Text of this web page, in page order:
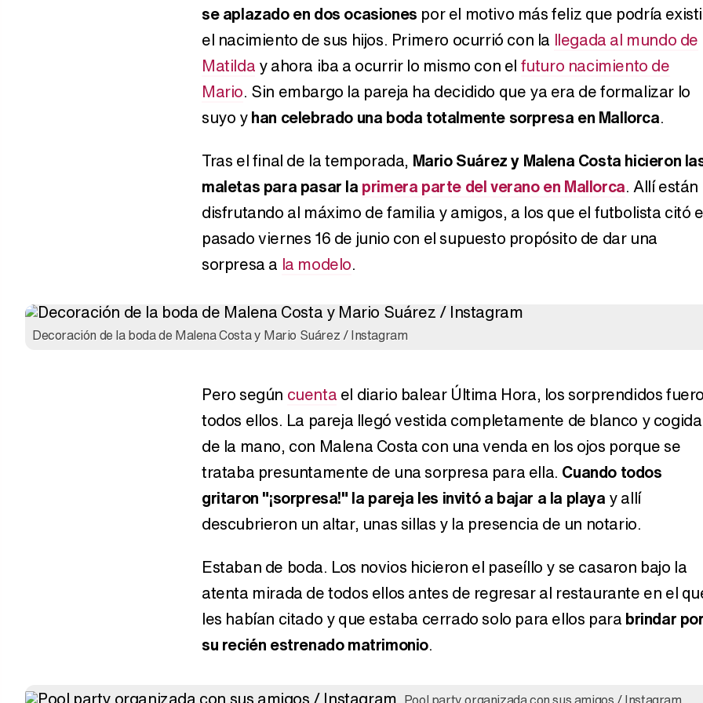
Carlota Corredera y Javier de Hoyos: "La tele tiene que representar al público también y aquí están todos los perfiles posibles&quo;
Belén Esteban: "Estoy emocionada, muy contenta y muy feliz por llegar a RTVE"
se aplazado en dos ocasiones por el motivo más feliz que podría
el nacimiento de sus hijos. Primero ocurrió con la llegada al mundo de
Matilda y ahora iba a ocurrir lo mismo con el futuro nacimiento de
Mario. Sin embargo la pareja ha decidido que ya era de formalizar lo
suyo yhan celebrado una boda totalmente sorpresa en Mallorca.
Tras el final de la temporada, Mario Suárez y Malena Costa hicieron
maletas para pasar la primera parte del verano en Mallorca. Allí están
disfrutando al máximo de familia y amigos, a los que el futbolista citó
pasado viernes 16 de junio con el supuesto propósito de dar una
sorpresa a la modelo.
Decoración de la boda de Malena Costa y Mario Suárez / Instagram
Pero según cuenta el diario balear Última Hora, los sorprendidos
todos ellos. La pareja llegó vestida completamente de blanco y cogida
de la mano, con Malena Costa con una venda en los ojos porque se
trataba presuntamente de una sorpresa para ella. Cuando todos
gritaron "¡sorpresa!" la pareja les invitó a bajar a la playa y allí
descubrieron un altar, unas sillas y la presencia de un notario.
Estaban de boda. Los novios hicieron el paseíllo y se casaron bajo la
atenta mirada de todos ellos antes de regresar al restaurante en el
les habían citado y que estaba cerrado solo para ellos para brindar por
su recién estrenado matrimonio.